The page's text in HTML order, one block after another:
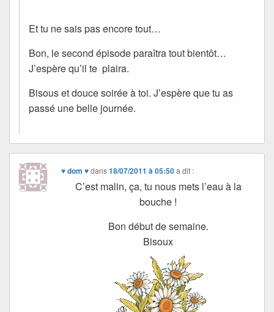
Et tu ne sais pas encore tout…
Bon, le second épisode paraîtra tout bientôt…
J’espère qu’il te plaira.
Bisous et douce soirée à toi. J’espère que tu as
passé une belle journée.
♥ dom ♥dans18/07/2011 à 05:50 a dit :
C’est malin, ça, tu nous mets l’eau à la
bouche !
Bon début de semaine.
Bisoux